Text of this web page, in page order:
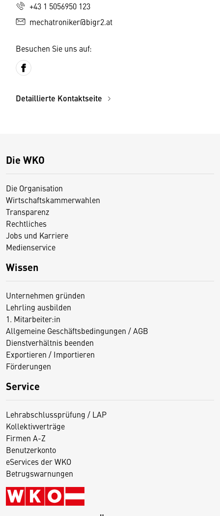
+43 1 5056950 123
mechatroniker@bigr2.at
Besuchen Sie uns auf:
Detaillierte Kontaktseite
Die WKO
Die Organisation
Wirtschaftskammerwahlen
Transparenz
Rechtliches
Jobs und Karriere
Medienservice
Wissen
Unternehmen gründen
Lehrling ausbilden
1. Mitarbeiter:in
Allgemeine Geschäftsbedingungen / AGB
Dienstverhältnis beenden
Exportieren / Importieren
Förderungen
Service
Lehrabschlussprüfung / LAP
Kollektivverträge
Firmen A-Z
Benutzerkonto
eServices der WKO
Betrugswarnungen